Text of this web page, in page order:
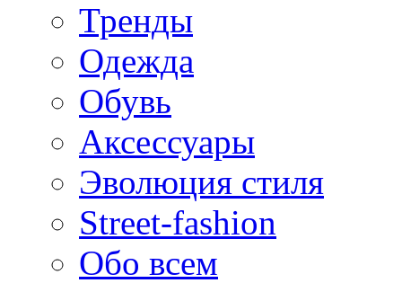
Тренды
Одежда
Обувь
Аксессуары
Эволюция стиля
Street-fashion
Обо всем